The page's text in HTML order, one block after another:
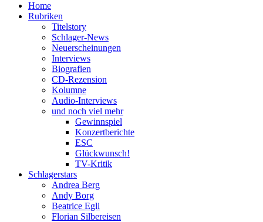
Home
Rubriken
Titelstory
Schlager-News
Neuerscheinungen
Interviews
Biografien
CD-Rezension
Kolumne
Audio-Interviews
und noch viel mehr
Gewinnspiel
Konzertberichte
ESC
Glückwunsch!
TV-Kritik
Schlagerstars
Andrea Berg
Andy Borg
Beatrice Egli
Florian Silbereisen